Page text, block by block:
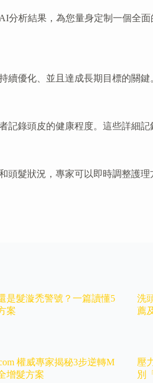
析結果，為您量身定制一個全
優化、並且達成長期目標的關鍵
錄頭皮的健康程度。這些詳細記
髮狀況，專家可以即時調整護
是髮漩禿警號？一篇讀懂5
案
洗
薦
權威專家揭秘3步逆轉M
增髮方案
壓
別